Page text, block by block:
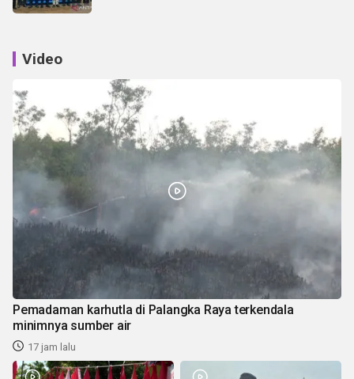
Video
Pemadaman karhutla di Palangka Raya terkendala
minimnya sumber air
17 jam lalu